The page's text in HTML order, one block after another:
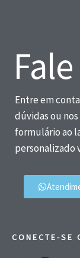
Entre em
dúvidas ou
formulário ao
personalizado
CONECTE-SE